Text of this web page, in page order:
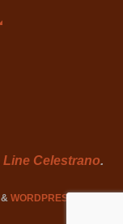
Line Celestrano.
& WORDPRESS.